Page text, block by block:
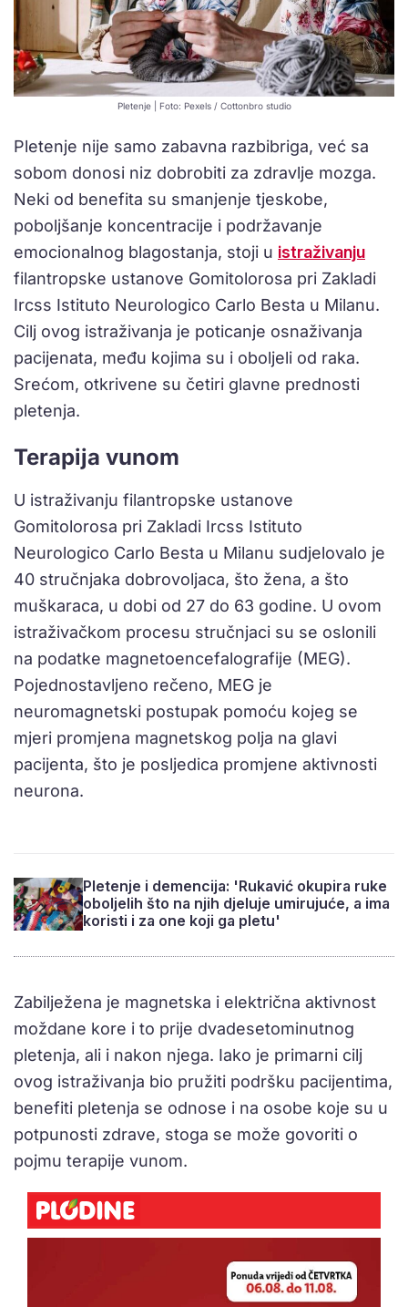
Pletenje | Foto: Pexels / Cottonbro studio
Pletenje nije samo zabavna razbibriga, već sa
sobom donosi niz dobrobiti za zdravlje mozga.
Neki od benefita su smanjenje tjeskobe,
poboljšanje koncentracije i podržavanje
emocionalnog blagostanja, stoji u istraživanju
filantropske ustanove Gomitolorosa pri Zakladi
Ircss Istituto Neurologico Carlo Besta u Milanu.
Cilj ovog istraživanja je poticanje osnaživanja
pacijenata, među kojima su i oboljeli od raka.
Srećom, otkrivene su četiri glavne prednosti
pletenja.
Terapija vunom
U istraživanju filantropske ustanove
Gomitolorosa pri Zakladi Ircss Istituto
Neurologico Carlo Besta u Milanu sudjelovalo je
40 stručnjaka dobrovoljaca, što žena, a što
muškaraca, u dobi od 27 do 63 godine. U ovom
istraživačkom procesu stručnjaci su se oslonili
na podatke magnetoencefalografije (MEG).
Pojednostavljeno rečeno, MEG je
neuromagnetski postupak pomoću kojeg se
mjeri promjena magnetskog polja na glavi
pacijenta, što je posljedica promjene aktivnosti
neurona.
Pletenje i demencija: 'Rukavić okupira ruke
oboljelih što na njih djeluje umirujuće, a ima
koristi i za one koji ga pletu'
Zabilježena je magnetska i električna aktivnost
moždane kore i to prije dvadesetominutnog
pletenja, ali i nakon njega. Iako je primarni cilj
ovog istraživanja bio pružiti podršku pacijentima,
benefiti pletenja se odnose i na osobe koje su u
potpunosti zdrave, stoga se može govoriti o
pojmu terapije vunom.